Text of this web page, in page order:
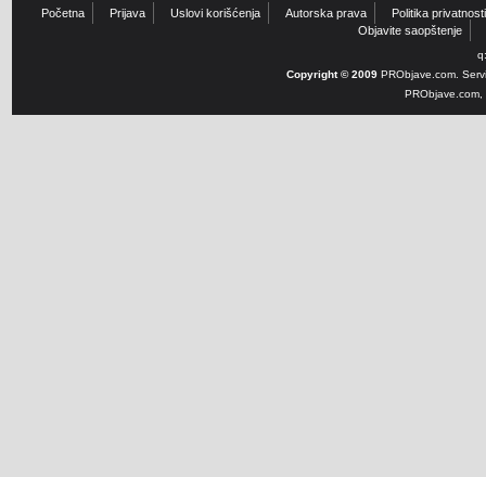
Početna Prijava Uslovi korišćenja Autorska prava
Politika privatnosti
Objavite saopštenje
Copyright © 2009 PRObjave.com.
PRObjave.com,